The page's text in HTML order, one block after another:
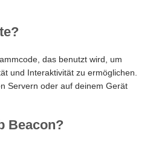
das benutzt wird, um
und Interaktivität zu ermöglichen.
Servern oder auf deinem Gerät
Beacon?